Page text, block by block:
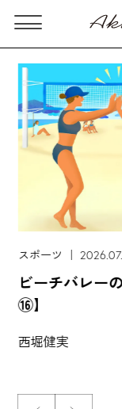
スポーツ ｜
ビーチバレー
⑯】
西堀健実